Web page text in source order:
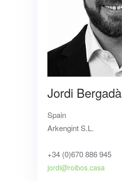
Jordi Bergadà
Spain
Arkengint S.L.
+34 (0)670 886 945
jordi@roibos.casa